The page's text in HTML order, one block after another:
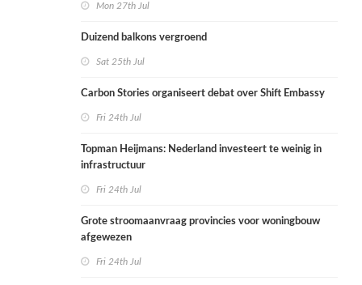
Mon 27th Jul
Duizend balkons vergroend
Sat 25th Jul
Carbon Stories organiseert debat over Shift Embassy
Fri 24th Jul
Topman Heijmans: Nederland investeert te weinig in
infrastructuur
Fri 24th Jul
Grote stroomaanvraag provincies voor woningbouw
afgewezen
Fri 24th Jul